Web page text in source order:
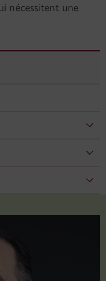
nécessitent une